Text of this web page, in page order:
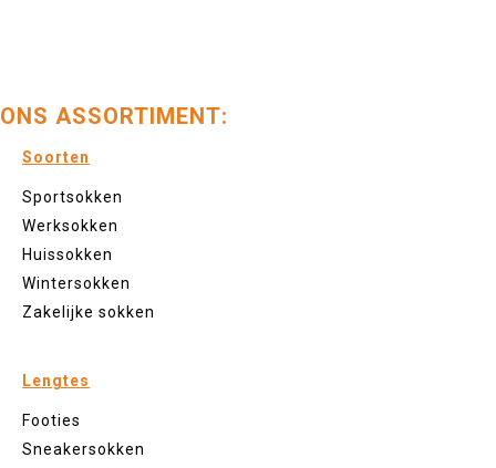
ONS ASSORTIMENT:
Soorten
Sportsokken
Werksokken
Huissokken
Wintersokken
Zakelijke sokken
Lengtes
Footies
Sneakersokken